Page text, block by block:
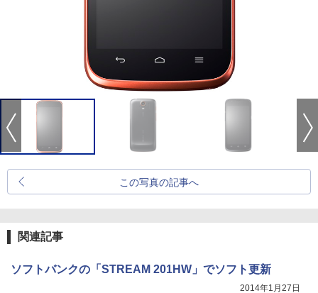
この写真の記事へ
関連記事
ソフトバンクの「STREAM 201HW」でソフト更新
2014年1月27日